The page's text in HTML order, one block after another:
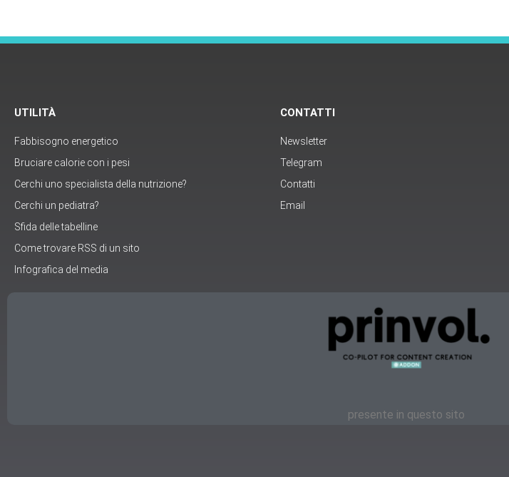
UTILITÀ
Fabbisogno energetico
Bruciare calorie con i pesi
Cerchi uno specialista della nutrizione?
Cerchi un pediatra?
Sfida delle tabelline
Come trovare RSS di un sito
Infografica del media
CONTATTI
Newsletter
Telegram
Contatti
Email
presente in questo sito